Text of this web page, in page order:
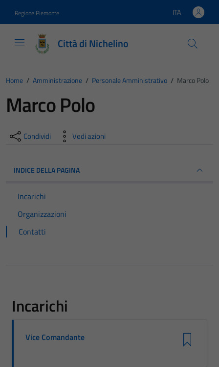
Regione Piemonte Lingua attiva:
ITA
Città di Nichelino
Home / Amministrazione / Personale Amministrativo / Marco Polo
Marco Polo
Condividi Vedi azioni
INDICE DELLA PAGINA
Incarichi
Organizzazioni
Contatti
Incarichi
Vice Comandante